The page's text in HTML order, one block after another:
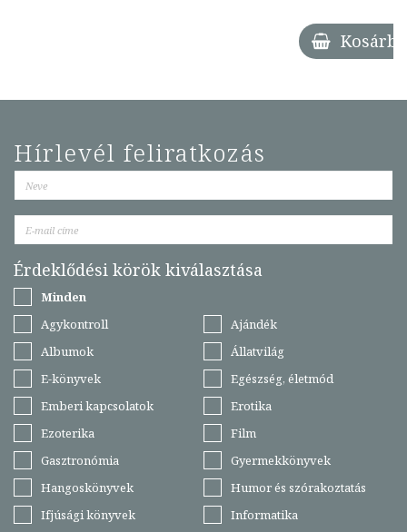
Kosárba
Hírlevél feliratkozás
Érdeklődési körök kiválasztása
Minden
Agykontroll
Ajándék
Albumok
Állatvilág
E-könyvek
Egészség, életmód
Emberi kapcsolatok
Erotika
Ezoterika
Film
Gasztronómia
Gyermekkönyvek
Hangoskönyvek
Humor és szórakoztatás
Ifjúsági könyvek
Informatika